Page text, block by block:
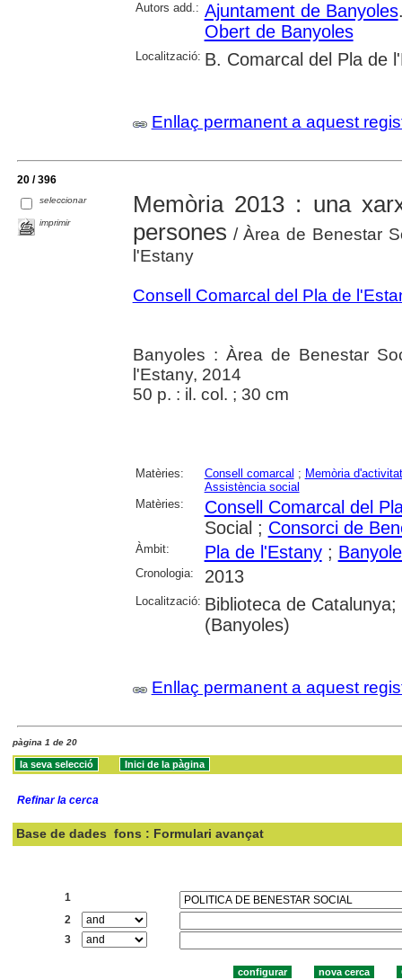
Autors add.: Ajuntament de Banyoles
Obert de Banyoles
Localització: B. Comarcal del Pla de
Enllaç permanent a aquest
20 / 396
seleccionar
imprimir
Memòria 2013 : una
persones / Àrea de Benestar
l'Estany
Consell Comarcal del Pla de
Banyoles : Àrea de Benestar
l'Estany, 2014
50 p. : il. col. ; 30 cm
Matèries: Consell comarcal ; Memòria
Assistència social
Matèries:
Consell Comarcal del
Social ; Consorci de
Àmbit: Pla de l'Estany;
Cronologia: 2013
Localització: Biblioteca de
(Banyoles)
Enllaç permanent a aquest
pàgina 1 de 20
Refinar la cerca
Base de dades fons : Formulari avançat
1
2
3